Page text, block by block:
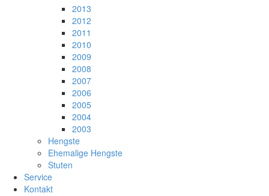
2013
2012
2011
2010
2009
2008
2007
2006
2005
2004
2003
Hengste
Ehemalige Hengste
Stuten
Service
Kontakt